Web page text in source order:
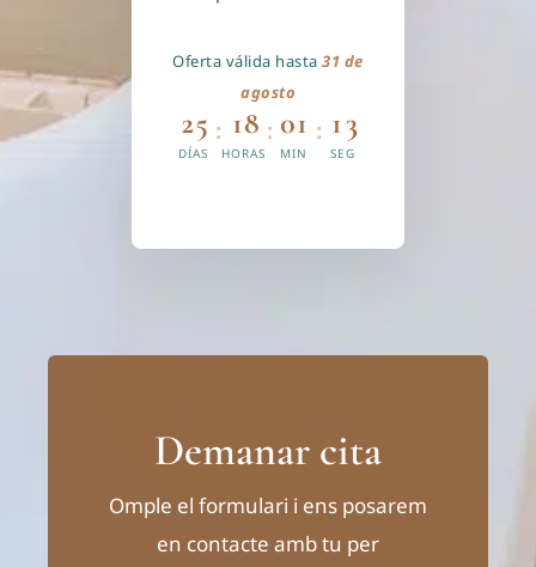
Oferta válida hasta31 de
agosto
25
DÍAS
: 18
HORAS
: 01
MIN
: 12
SEG
Demanar cita
Omple el formulari i ens posarem
en contacte amb tu per